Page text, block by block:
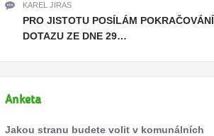
KAREL JIRAS
PRO JISTOTU POSÍLÁM POKRAČOVÁNÍ
DOTAZU ZE DNE 29…
Anketa
Jakou stranu budete volit v komunálních